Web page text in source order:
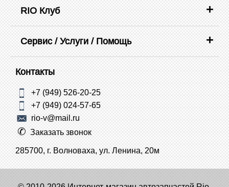
RIO Клуб
Сервис / Услуги / Помощь
Контакты
+7 (949) 526-20-25
+7 (949) 024-57-65
rio-v@mail.ru
Заказать звонок
285700, г. Волноваха, ул. Ленина, 20м